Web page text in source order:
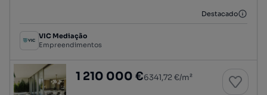
Destacado
VIC Mediação
Empreendimentos
Edifício Factory Bloco C 5ºA
1 210 000 €6341,72 €/m²